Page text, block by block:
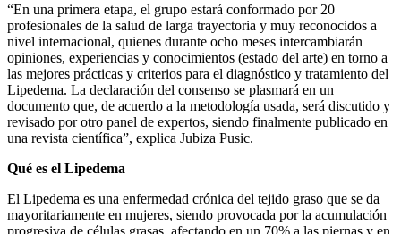
“En una primera etapa, el grupo estará conformado por 20
profesionales de la salud de larga trayectoria y muy reconocidos a
nivel internacional, quienes durante ocho meses intercambiarán
opiniones, experiencias y conocimientos (estado del arte) en torno a
las mejores prácticas y criterios para el diagnóstico y tratamiento del
Lipedema. La declaración del consenso se plasmará en un
documento que, de acuerdo a la metodología usada, será discutido y
revisado por otro panel de expertos, siendo finalmente publicado en
una revista científica”, explica Jubiza Pusic.
Qué es el Lipedema
El Lipedema es una enfermedad crónica del tejido graso que se da
mayoritariamente en mujeres, siendo provocada por la acumulación
progresiva de células grasas, afectando en un 70% a las piernas y en